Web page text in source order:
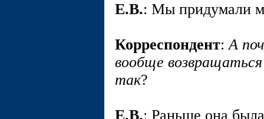
E.В.: Мы придумали
Корреспондент:А
вообще
так?
E.В.: Раньше она